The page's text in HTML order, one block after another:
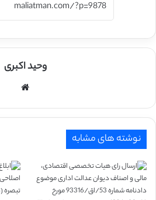
وحید اکبری
نوشته های مشابه